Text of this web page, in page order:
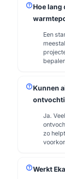
helpHoe lang
Een
helpKunnen
Ja.
zo
helpWerkt